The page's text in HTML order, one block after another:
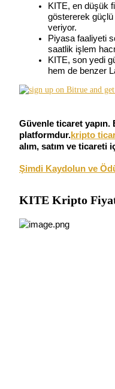
USDC'yi teminat
KITE, en düşük
göstererek
veriyor.
Piyasa faaliyeti
saatlik işlem
KITE, son yedi
hem de benzer
Güvenle ticaret
platformdur.kripto
alım, satım ve ticareti
Şimdi Kaydolun ve
KITE Kripto